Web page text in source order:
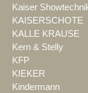
Kaiser
KAISERSCHOTE
KALLE KRAUSE
Kern & Stelly
KFP
KIEKER
Kindermann